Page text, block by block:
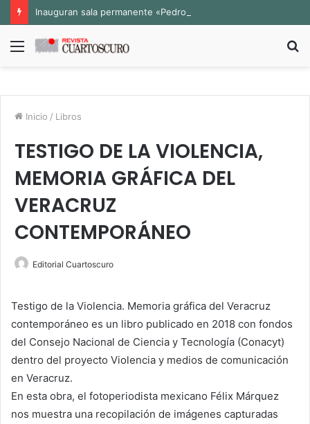
Menú
Inicio / Libros
TESTIGO DE LA VIOLENCIA,
MEMORIA GRÁFICA DEL
VERACRUZ
CONTEMPORÁNEO
Editorial Cuartoscuro
Testigo de la Violencia. Memoria gráfica del Veracruz
contemporáneo es un libro publicado en 2018 con fondos
del Consejo Nacional de Ciencia y Tecnología (Conacyt)
dentro del proyecto Violencia y medios de comunicación
en Veracruz.
En esta obra, el fotoperiodista mexicano Félix Márquez
nos muestra una recopilación de imágenes capturadas